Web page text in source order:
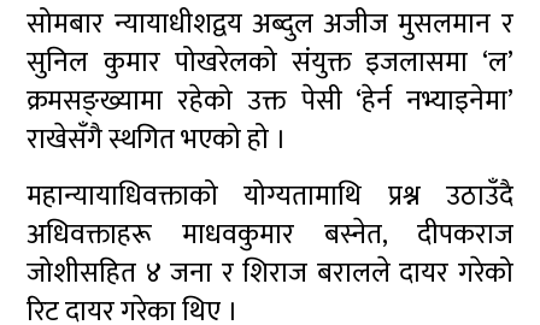
सोमबार न्यायाधीशद्वय अब्दुल अजीज मुसलमान र
सुनिल कुमार पोखरेलको संयुक्त इजलासमा ‘ल’
क्रमसङ्ख्यामा रहेको उक्त पेसी ‘हेर्न नभ्याइनेमा’
राखेसँगै स्थगित भएको हो ।
महान्यायाधिवक्ताको योग्यतामाथि प्रश्न उठाउँदै
अधिवक्ताहरू माधवकुमार बस्नेत, दीपकराज
जोशीसहित ४ जना र शिराज बरालले दायर गरेको
रिट दायर गरेका थिए ।